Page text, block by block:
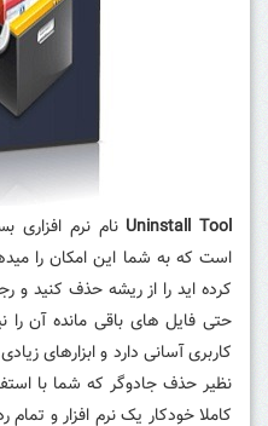
Uninstall Tool نام نرم افزاری
است که به شما این امکان را
کرده اید را از ریشه حذف کنید و
حتی فایل های باقی مانده آن را
کاربری آسانی دارد و ابزارهای
نظیر حذف جادوگر که شما با
کاملا خودکار یک نرم افزار و تمام